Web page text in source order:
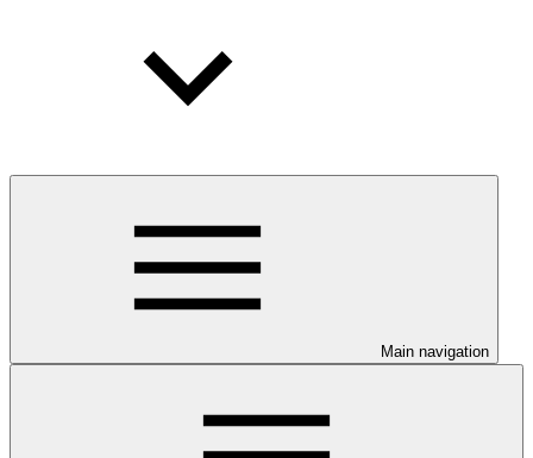
Main navigation